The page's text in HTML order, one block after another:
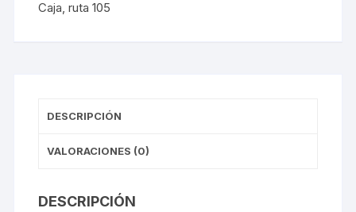
Caja ,ruta 105
DESCRIPCIÓN
VALORACIONES (0)
DESCRIPCIÓN